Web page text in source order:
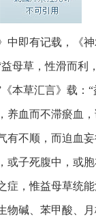
中即有记载，《
母草，性滑而利
本草汇言》载：
养血而不滞瘀血
有不顺，而迫血
或子死腹中，或
，惟益母草统能
物碱、苯甲酸、